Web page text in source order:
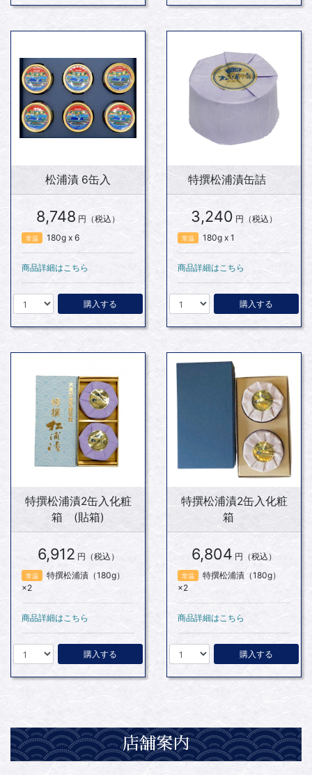
松浦漬 6缶入
8,748 円（税込）
常温 180g x 6
商品詳細はこちら
購入する
特撰松浦漬缶詰
3,240 円（税込）
常温 180g x 1
商品詳細はこちら
購入する
特撰松浦漬2缶入化粧
箱 (貼箱)
6,912 円（税込）
常温
特撰松浦漬（180g）
×2
商品詳細はこちら
購入する
特撰松浦漬2缶入化粧
箱
6,804 円（税込）
常温
特撰松浦漬（180g）
×2
商品詳細はこちら
購入する
店舗案内